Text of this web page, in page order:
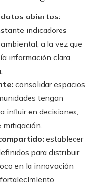
abiertos:
indicadores
a la vez que
información clara,
consolidar espacios
tengan
influir en decisiones,
mitigación.
establecer
para distribuir
en la innovación